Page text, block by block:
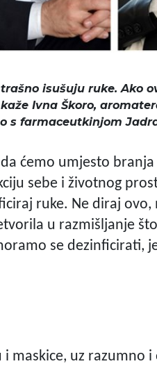
isušuju ruke. Ako
Ivna Škoro,
s farmaceutkinjom
ćemo umjesto
sebe i životnog
ruke. Ne diraj ovo,
u razmišljanje
se dezinficirati,
maskice, uz razumno